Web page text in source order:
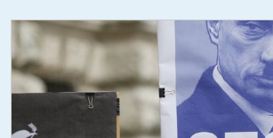
« l’information des citoyens est primordiale
Non.
Dans la théorie, c’est vrai, mais dans la
surtout primordiale pour l’avenir des hommes/